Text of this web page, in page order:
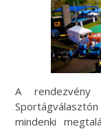
A
mindenki